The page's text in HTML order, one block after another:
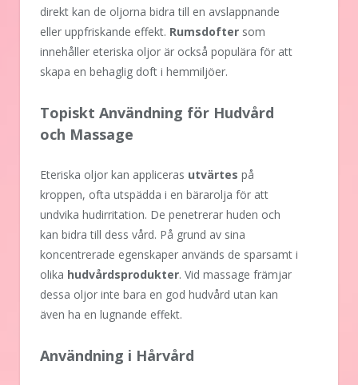
direkt kan de oljorna bidra till en avslappnande
eller uppfriskande effekt. Rumsdofter som
innehåller eteriska oljor är också populära för att
skapa en behaglig doft i hemmiljöer.
Topiskt Användning för Hudvård
och Massage
Eteriska oljor kan appliceras utvärtes på
kroppen, ofta utspädda i en bärarolja för att
undvika hudirritation. De penetrerar huden och
kan bidra till dess vård. På grund av sina
koncentrerade egenskaper används de sparsamt i
olika hudvårdsprodukter. Vid massage främjar
dessa oljor inte bara en god hudvård utan kan
även ha en lugnande effekt.
Användning i Hårvård